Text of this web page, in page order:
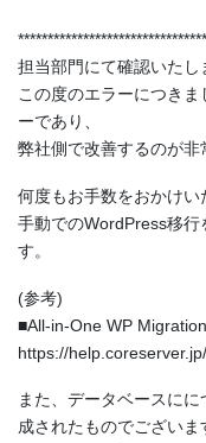
担当部門にて確認いたし
この度のエラーにつき
ーであり、
弊社側で改善するのが非
何度もお手数をおかけい
手動でのWordPress移行
す。
(参考)
■All-in-One WP
https://
また、データベースに
成されたものでございま